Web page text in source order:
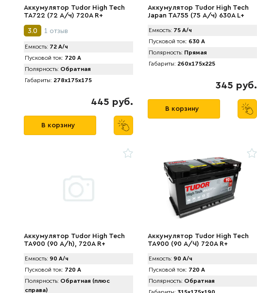
Аккумулятор Tudor High Tech
TA722 (72 А/ч) 720A R+
3.0 1 отзыв
Емкость: 72 А/ч
Пусковой ток: 720 А
Полярность: Обратная
Габариты: 278x175x175
445 руб.
В корзину
Аккумулятор Tudor High Tech
Japan TA755 (75 А/ч) 630A L+
Емкость: 75 А/ч
Пусковой ток: 630 А
Полярность: Прямая
Габариты: 260x175x225
345 руб.
В корзину
Аккумулятор Tudor High Tech
TA900 (90 А/h), 720A R+
Емкость: 90 А/ч
Пусковой ток: 720 А
Полярность: Обратная (плюс
справа)
Аккумулятор Tudоr High Tech
TA900 (90 А/Ч) 720A R+
Емкость: 90 А/ч
Пусковой ток: 720 А
Полярность: Обратная